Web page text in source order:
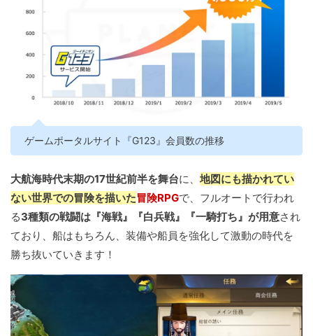
ゲームポータルサイト『G123』会員数の推移
大航海時代末期の17世紀前半を舞台に、 地図にも描かれてい
ない世界での冒険を描いた冒険RPGで、フルオートで行われ
る3種類の戦闘は『海戦』『白兵戦』『一騎打ち』が用意され
ており、船はもちろん、装備や船員を強化して激動の時代を
勝ち抜いていきます！